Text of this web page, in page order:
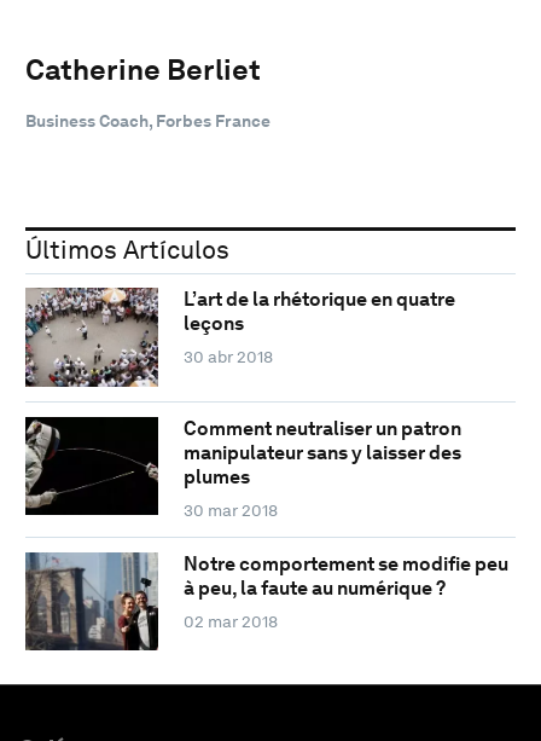
Catherine Berliet
Business Coach, Forbes France
Últimos Artículos
L’art de la rhétorique en quatre
leçons
30 abr 2018
Comment neutraliser un patron
manipulateur sans y laisser des
plumes
30 mar 2018
Notre comportement se modifie peu
à peu, la faute au numérique ?
02 mar 2018